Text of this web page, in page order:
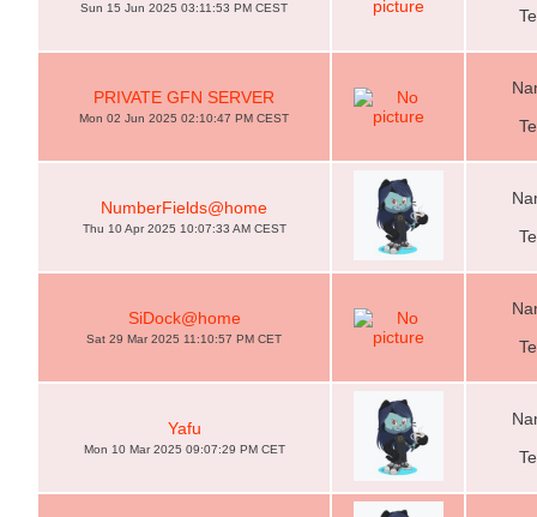
Sun 15 Jun 2025 03:11:53 PM CEST
PRIVATE GFN SERVER
Mon 02 Jun 2025 02:10:47 PM CEST
NumberFields@home
Thu 10 Apr 2025 10:07:33 AM CEST
SiDock@home
Sat 29 Mar 2025 11:10:57 PM CET
Yafu
Mon 10 Mar 2025 09:07:29 PM CET